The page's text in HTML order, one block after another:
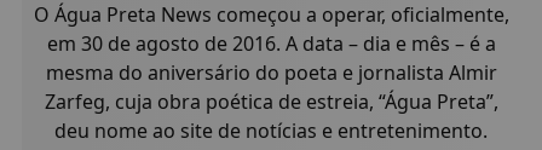
O Água Preta News começou a operar, oficialmente,
em 30 de agosto de 2016. A data – dia e mês – é a
mesma do aniversário do poeta e jornalista Almir
Zarfeg, cuja obra poética de estreia, “Água Preta”,
deu nome ao site de notícias e entretenimento.